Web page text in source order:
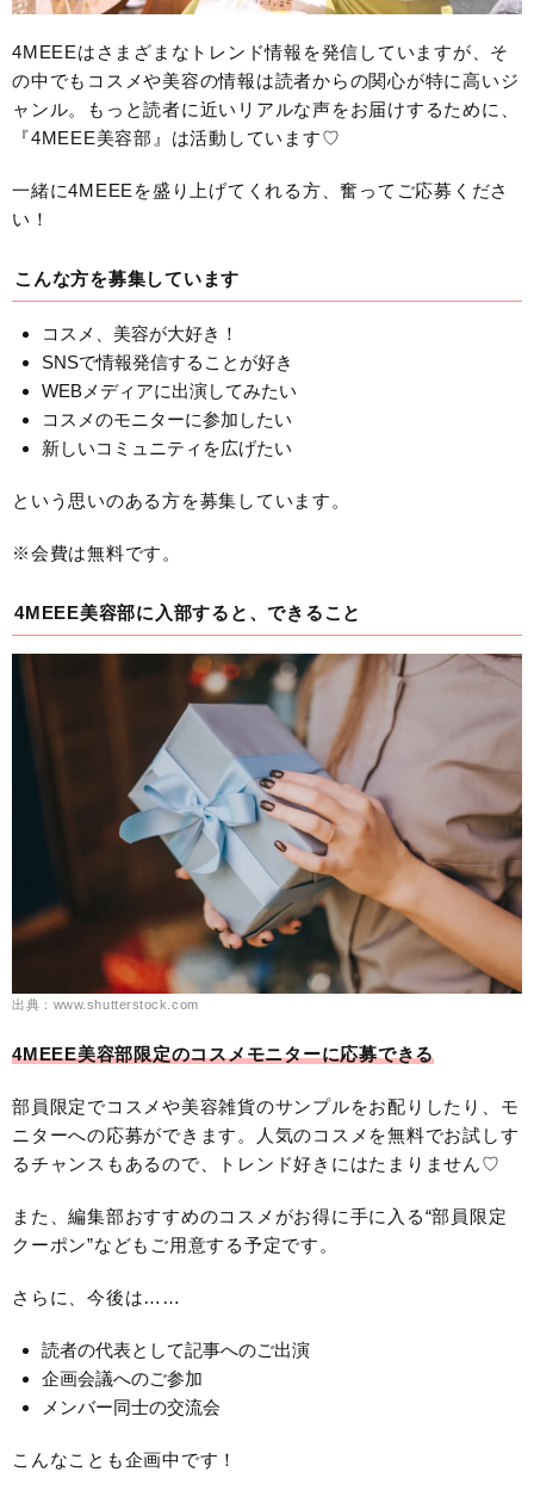
4MEEEはさまざまなトレンド情報を発信していますが、そ
の中でもコスメや美容の情報は読者からの関心が特に高いジ
ャンル。もっと読者に近いリアルな声をお届けするために、
『4MEEE美容部』は活動しています♡
一緒に4MEEEを盛り上げてくれる方、奮ってご応募くださ
い！
こんな方を募集しています
コスメ、美容が大好き！
SNSで情報発信することが好き
WEBメディアに出演してみたい
コスメのモニターに参加したい
新しいコミュニティを広げたい
という思いのある方を募集しています。
※会費は無料です。
4MEEE美容部に入部すると、できること
出典：www.shutterstock.com
4MEEE美容部限定のコスメモニターに応募できる
部員限定でコスメや美容雑貨のサンプルをお配りしたり、モ
ニターへの応募ができます。人気のコスメを無料でお試しす
るチャンスもあるので、トレンド好きにはたまりません♡
また、編集部おすすめのコスメがお得に手に入る“部員限定
クーポン”などもご用意する予定です。
さらに、今後は……
読者の代表として記事へのご出演
企画会議へのご参加
メンバー同士の交流会
こんなことも企画中です！